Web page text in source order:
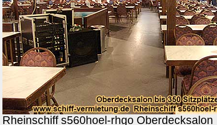
Rheinschiff s560hoel-rhgo Oberdecksalon